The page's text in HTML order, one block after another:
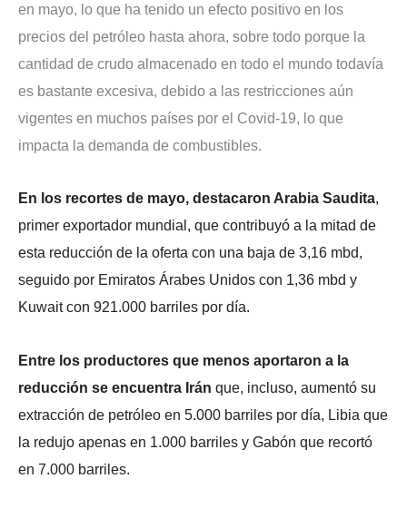
en mayo, lo que ha tenido un efecto positivo en los
precios del petróleo hasta ahora, sobre todo porque la
cantidad de crudo almacenado en todo el mundo todavía
es bastante excesiva, debido a las restricciones aún
vigentes en muchos países por el Covid-19, lo que
impacta la demanda de combustibles.
En los recortes de mayo, destacaron Arabia Saudita,
primer exportador mundial, que contribuyó a la mitad de
esta reducción de la oferta con una baja de 3,16 mbd,
seguido por Emiratos Árabes Unidos con 1,36 mbd y
Kuwait con 921.000 barriles por día.
Entre los productores que menos aportaron a la
reducción se encuentra Irán que, incluso, aumentó su
extracción de petróleo en 5.000 barriles por día, Libia que
la redujo apenas en 1.000 barriles y Gabón que recortó
en 7.000 barriles.